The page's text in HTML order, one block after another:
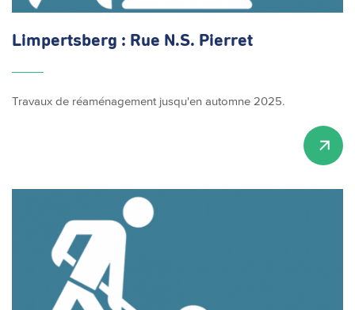
Limpertsberg : Rue N.S. Pierret
Travaux de réaménagement jusqu'en automne 2025.